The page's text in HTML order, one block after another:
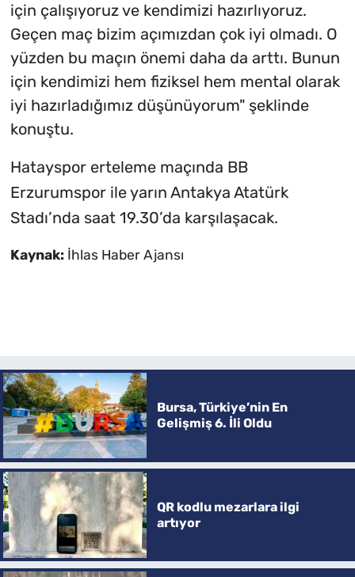
için çalışıyoruz ve kendimizi hazırlıyoruz.
Geçen maç bizim açımızdan çok iyi olmadı. O
yüzden bu maçın önemi daha da arttı. Bunun
için kendimizi hem fiziksel hem mental olarak
iyi hazırladığımız düşünüyorum" şeklinde
konuştu.
Hatayspor erteleme maçında BB
Erzurumspor ile yarın Antakya Atatürk
Stadı’nda saat 19.30’da karşılaşacak.
Kaynak: İhlas Haber Ajansı
Bursa, Türkiye’nin En
Gelişmiş 6. İli Oldu
QR kodlu mezarlara ilgi
artıyor